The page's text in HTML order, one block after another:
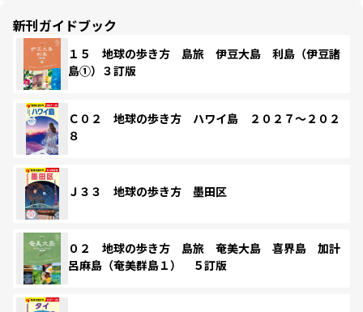
新刊ガイドブック
１５ 地球の歩き方 島旅 伊豆大島 利島（伊豆諸
島①）３訂版
Ｃ０２ 地球の歩き方 ハワイ島 ２０２７～２０２
８
Ｊ３３ 地球の歩き方 墨田区
０２ 地球の歩き方 島旅 奄美大島 喜界島 加計
呂麻島（奄美群島１） ５訂版